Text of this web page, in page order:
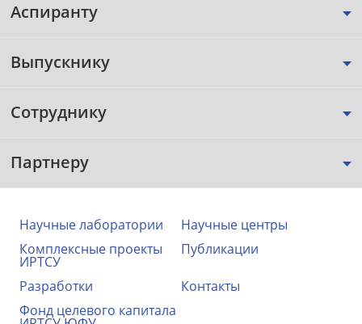
Аспиранту
Выпускнику
Сотруднику
Партнеру
Научные лаборатории
Научные центры
Комплексные проекты
ИРТСУ
Публикации
Разработки
Контакты
Фонд целевого капитала